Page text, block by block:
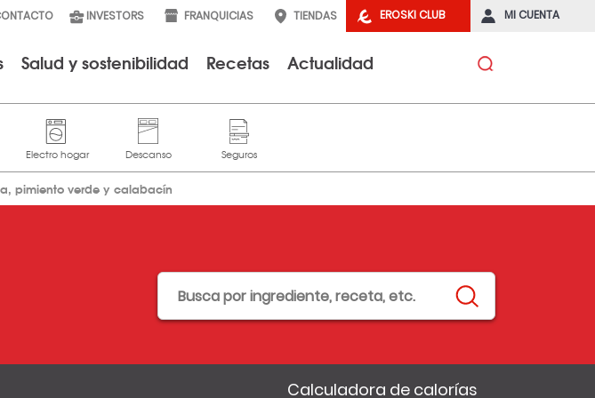
EROSKI CLUB MI CUENTA
INVESTORS FRANQUICIAS TIENDAS
Salud y sostenibilidad Recetas Actualidad
pimiento verde y calabacín
Calculadora de calorías